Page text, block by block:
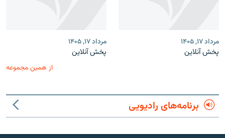
مرداد ۱۷, ۱۴۰۵
پخش آنلاین
مرداد ۱۷, ۱۴۰۵
پخش آنلاین
از همین مجموعه
برنامه‌های رادیویی